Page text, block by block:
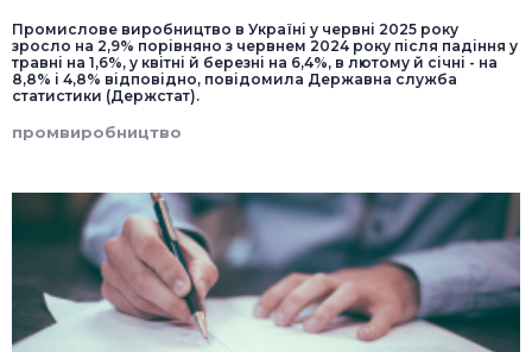
Промислове виробництво в Україні у червні 2025 року
зросло на 2,9% порівняно з червнем 2024 року після падіння у
травні на 1,6%, у квітні й березні на 6,4%, в лютому й січні - на
8,8% і 4,8% відповідно, повідомила Державна служба
статистики (Держстат).
промвиробництво